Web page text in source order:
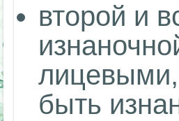
второй и
быть